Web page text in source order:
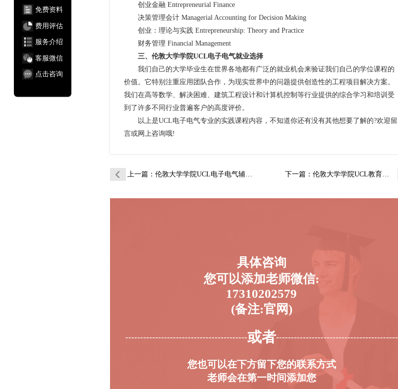
创业金融 Entrepreneurial Finance
决策管理会计 Managerial Accounting for Decision Making
创业：理论与实践 Entrepreneurship: Theory and Practice
财务管理 Financial Management
三、伦敦大学学院UCL电子电气就业选择
我们自己的大学毕业生在世界各地都有广泛的就业机会来验证我们自己的学位课程的
价值。它特别注重应用团队合作，为现实世界中的问题提供创造性的工程项目解决方案。
我们在高等数学、解决困难、建筑工程设计和计算机控制等行业提供的综合学习和培训受
到了许多不同行业普遍客户的高度评价。
以上是UCL电子电气专业的实践课程内容，不知道你还有没有其他想要了解的?欢迎留
言或网上咨询哦!
上一篇：伦敦大学学院UCL电子电气辅导补习补课(… 下一篇 ：伦敦大学学院UCL教育学辅导补习补课(一…
具体咨询
您可以添加老师微信:
17310202579
(备注:官网)
-----------------------------------------或者-----------------------------------------
您也可以在下方留下您的联系方式
老师会在第一时间添加您
免费资料
费用评估
服务介绍
客服微信
点击咨询